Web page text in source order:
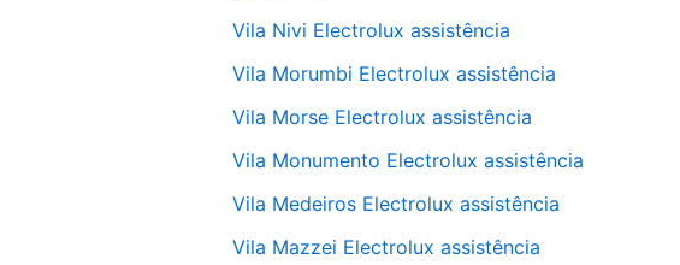
Vila Nivi Electrolux assistência
Vila Morumbi Electrolux assistência
Vila Morse Electrolux assistência
Vila Monumento Electrolux assistência
Vila Medeiros Electrolux assistência
Vila Mazzei Electrolux assistência